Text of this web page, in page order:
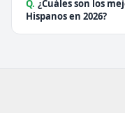
Q. ¿Cuáles son los
Hispanos en 2026?